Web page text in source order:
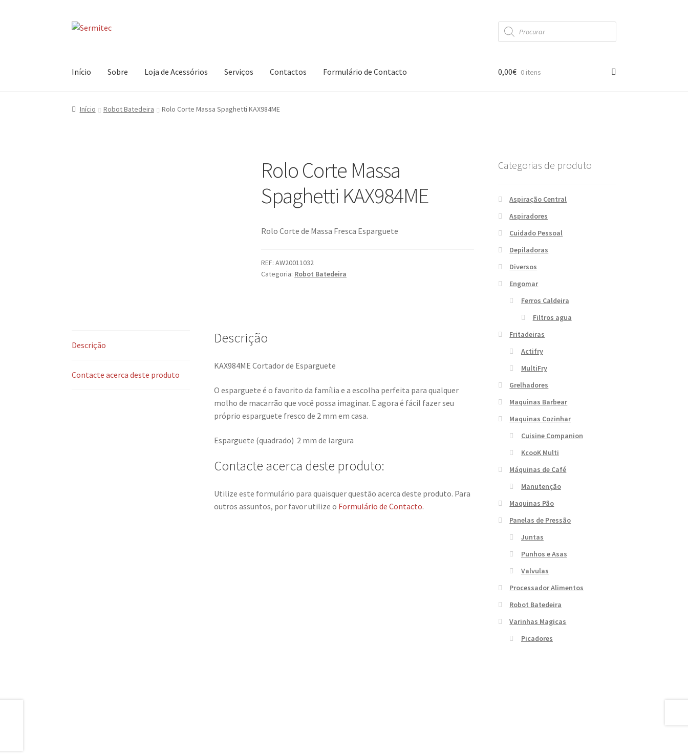
Ir
Saltar
Products
search
Início Sobre Loja de Acessórios Serviços Contactos Formulário de Contacto 0,00€ 0 itens
Início Robot Batedeira Rolo Corte Massa Spaghetti KAX984ME
Rolo Corte Massa
Spaghetti KAX984ME
Rolo Corte de Massa Fresca Esparguete
REF:AW20011032
Categoria: Robot Batedeira
Descrição
Contacte acerca deste produto
Descrição
KAX984ME Cortador de Esparguete
O esparguete é o favorito da família e a escolha perfeita para qualquer
molho de macarrão que você possa imaginar. E agora é fácil fazer seu
próprio esparguete fresco de 2 mm em casa.
Esparguete (quadrado) 2 mm de largura
Contacte acerca deste produto:
Utilize este formulário para quaisquer questão acerca deste produto. Para
outros assuntos, por favor utilize o Formulário de Contacto.
Categorias de produto
Aspiração Central
Aspiradores
Cuidado Pessoal
Depiladoras
Diversos
Engomar
Ferros Caldeira
Filtros agua
Fritadeiras
Actifry
MultiFry
Grelhadores
Maquinas Barbear
Maquinas Cozinhar
Cuisine Companion
KcooK Multi
Máquinas de Café
Manutenção
Maquinas Pão
Panelas de Pressão
Juntas
Punhos e Asas
Valvulas
Processador Alimentos
Robot Batedeira
Varinhas Magicas
Picadores